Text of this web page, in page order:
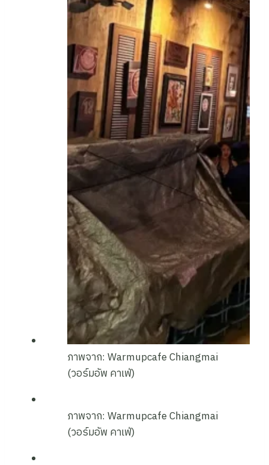
ภาพจาก: Warmupcafe Chiangmai
(วอร์มอัพ คาเฟ่)
ภาพจาก: Warmupcafe Chiangmai
(วอร์มอัพ คาเฟ่)